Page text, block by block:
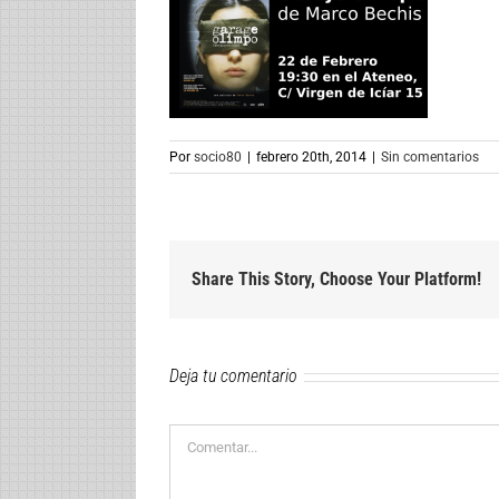
Por socio80 febrero 20th, 2014 Sin comentarios
Share This Story, Choose Your Platform!
Deja tu comentario